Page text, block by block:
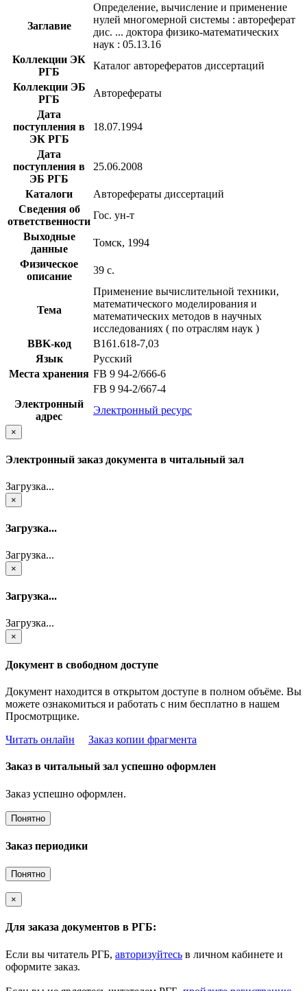
Заглавие
Определение, вычисление и применение
нулей многомерной системы : автореферат
дис. ... доктора физико-математических
наук : 05.13.16
Коллекции ЭК
РГБ
Каталог авторефератов диссертаций
Коллекции ЭБ
РГБ
Авторефераты
Дата
поступления в
ЭК РГБ
18.07.1994
Дата
поступления в
ЭБ РГБ
25.06.2008
Каталоги
Авторефераты диссертаций
Сведения об
ответственности
Гос. ун-т
Выходные
данные
Томск, 1994
Физическое
описание
39 с.
Тема
Применение вычислительной техники,
математического моделирования и
математических методов в научных
исследованиях ( по отраслям наук )
BBK-код
В161.618-7,03
Язык
Русский
Места хранения FB 9 94-2/666-6
FB 9 94-2/667-4
Электронный
адрес
Электронный ресурс
×
Электронный заказ документа в читальный зал
Загрузка...
×
Загрузка...
Загрузка...
×
Загрузка...
Загрузка...
×
Документ в свободном доступе
Документ находится в открытом доступе в полном объёме. Вы
можете ознакомиться и работать с ним бесплатно в нашем
Просмотрщике.
Читать онлайн
Заказ копии фрагмента
Заказ в читальный зал успешно оформлен
Заказ успешно оформлен.
Понятно
Заказ периодики
Понятно
×
Для заказа документов в РГБ:
Если вы читатель РГБ, авторизуйтесь в личном кабинете и
оформите заказ.